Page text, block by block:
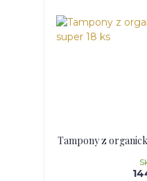
Tampony z